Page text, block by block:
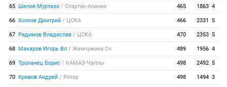
65 Шелия Муртази / Спартак-Алания 465 1863 4
66 Хохлов Дмитрий / ЦСКА 466 2331 5
67 Радимов Владислав / ЦСКА 470 2353 5
68 Макаров Игорь Вл / Жемчужина Сч 489 1956 4
69 Тропанец Борис / КАМАЗ-Чаллы 498 2492 5
70 Кривов Андрей / Ротор 498 1494 3